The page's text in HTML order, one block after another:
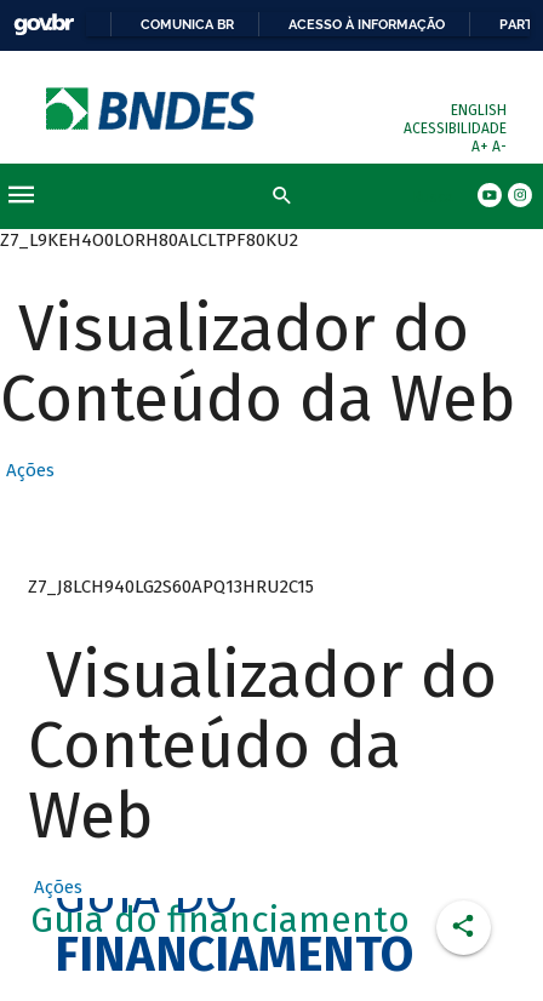
COMUNICA BR ACESSO À INFORMAÇÃO
ENGLISH
ACESSIBILIDADE
A+ A-
Z7_L9KEH4O0LORH80ALCLTPF80KU2
Visualizador do
Conteúdo da Web
Ações
Z7_J8LCH940LG2S60APQ13HRU2C15
Visualizador do
Conteúdo da
Web
Ações
Guia do financiamento
GUIA DO
FINANCIAMENTO